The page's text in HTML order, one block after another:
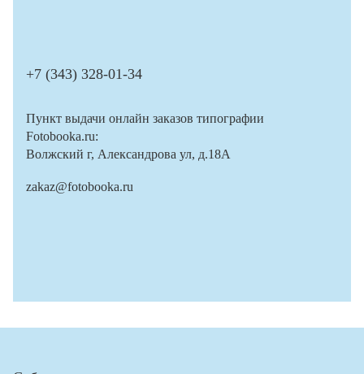
+7 (343) 328-01-34
Пункт выдачи онлайн заказов типографии
Fotobooka.ru:
Волжский г, Александрова ул, д.18А
zakaz@fotobooka.ru